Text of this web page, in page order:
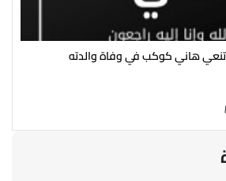
هاني كوكب في وفاة والدته